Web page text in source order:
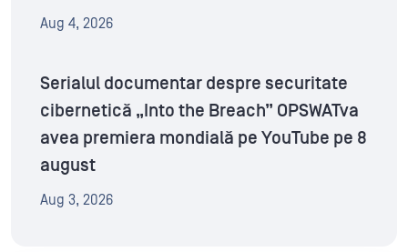
Aug 4, 2026
Serialul documentar despre securitate
cibernetică „Into the Breach” OPSWATva
avea premiera mondială pe YouTube pe 8
august
Aug 3, 2026